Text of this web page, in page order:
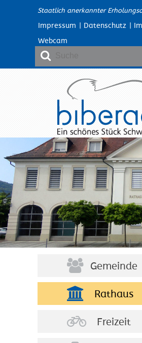
Staatlich anerkannter
Impressum | Datenschutz |
Webcam
Gemeinde
Rathaus
Freizeit